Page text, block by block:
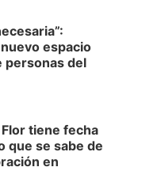
espacio
personas del
Flor tiene fecha
que se sabe de
en